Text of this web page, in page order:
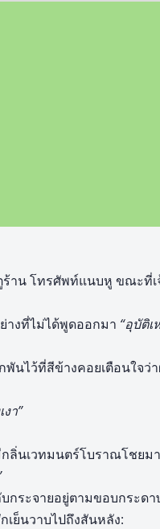
าน โทรศัพท์แนบหู ขณะที่
างที่ไม่ได้พูดออกมา “อุบัติ
ไว้ที่สีข้างคอยเตือนใจว่า
า”
ลิ่นเวทมนตร์โบราณโชยมา
กระจายอยู่ตามขอบกระด
เย็นวาบไปถึงสันหลัง: